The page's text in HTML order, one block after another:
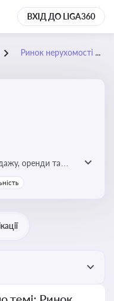
ВХІД ДО LIGA360
Ринок нерухомості
оренди та
для бізнесу,
об’єктів майна